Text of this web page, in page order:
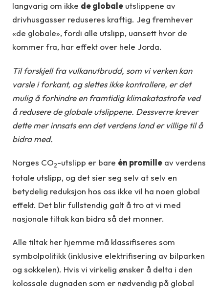
langvarig om ikke de globale utslippene av
drivhusgasser reduseres kraftig. Jeg fremhever
«de globale», fordi alle utslipp, uansett hvor de
kommer fra, har effekt over hele Jorda.
Til forskjell fra vulkanutbrudd, som vi verken kan
varsle i forkant, og slettes ikke kontrollere, er det
mulig å forhindre en framtidig klimakatastrofe ved
å redusere de globale utslippene. Dessverre krever
dette mer innsats enn det verdens land er villige til å
bidra med.
Norges CO2-utslipp er bare én promille av verdens
totale utslipp, og det sier seg selv at selv en
betydelig reduksjon hos oss ikke vil ha noen global
effekt. Det blir fullstendig galt å tro at vi med
nasjonale tiltak kan bidra så det monner.
Alle tiltak her hjemme må klassifiseres som
symbolpolitikk (inklusive elektrifisering av bilparken
og sokkelen). Hvis vi virkelig ønsker å delta i den
kolossale dugnaden som er nødvendig på global